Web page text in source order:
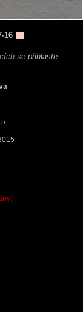
16
se přihlaste